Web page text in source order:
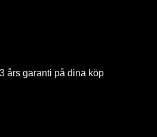
års garanti på dina köp